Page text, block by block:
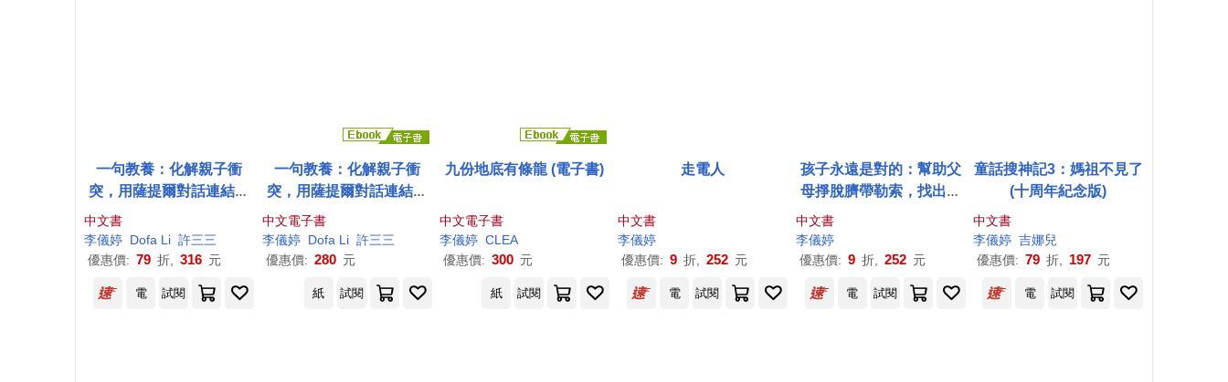
一句教養：化解親子衝
突，用薩提爾對話連結內
中文書
李儀婷 Dofa Li 許三三
優惠價: 79 折, 316 元
一句教養：化解親子衝
突，用薩提爾對話連結內
心渴望 (電子書)
中文電子書
李儀婷 Dofa Li 許三三
優惠價: 280 元
九份地底有條龍 (電子書)
中文電子書
李儀婷 CLEA
優惠價: 300 元
走電人
中文書
李儀婷
優惠價: 9 折, 252 元
孩子永遠是對的：幫助父
母掙脫臍帶勒索，找出孩
中文書
李儀婷
優惠價: 9 折, 252 元
童話搜神記3：媽祖不見了
(十周年紀念版)
中文書
李儀婷 吉娜兒
優惠價: 79 折, 197 元
電 試閱 紙 試閱 紙 試閱 電 試閱 電 試閱 電 試閱